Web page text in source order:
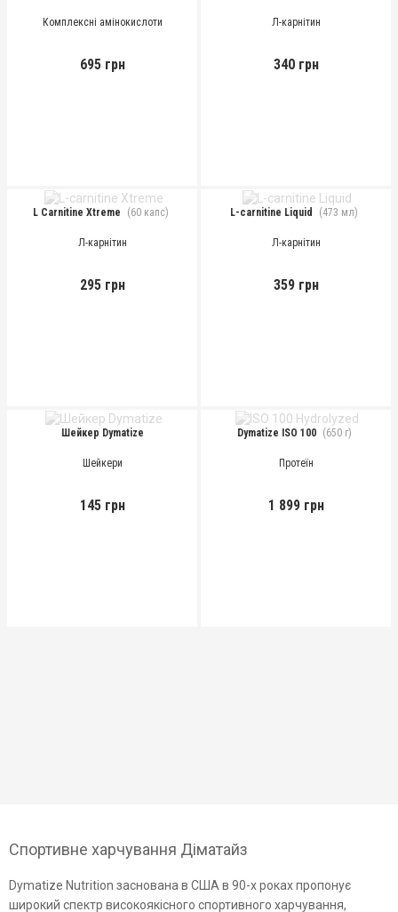
Комплексні амінокислоти
695 грн
Л-карнітин
340 грн
L Carnitine Xtreme (60 капс)
Л-карнітин
295 грн
L-carnitine Liquid (473 мл)
Л-карнітин
359 грн
Шейкер Dymatize
Шейкери
145 грн
Dymatize ISO 100 (650 г)
Протеїн
1 899 грн
Спортивне харчування Діматайз
Dymatize Nutrition заснована в США в 90-х роках пропонує
широкий спектр високоякісного спортивного харчування,